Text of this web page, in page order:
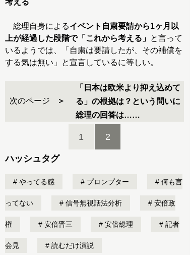
考える
総理自身によるイベント自粛要請から1ヶ月以
上が経過した段階で「これから考える」 と言って
いるようでは、「自粛は要請したが、その補償を
する気は無い」と宣言しているに等しい。
次のページ
「日本は欧米より抑え込めて
る」の根拠は？という問いに
総理の回答は……
1 2
ハッシュタグ
やってる感 プロンプター 何も言
ってない 信号無視話法分析 安倍政
権 安倍晋三 安倍総理 記者
会見 読むだけ演説